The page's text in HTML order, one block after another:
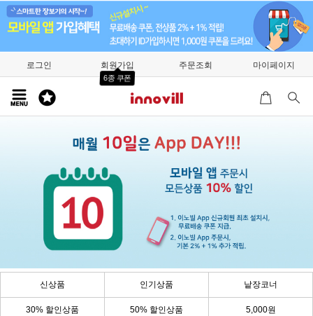
로그인 회원가입
6종 쿠폰
주문조회 마이페이지
신상품 인기상품 낱장코너
30% 할인상품 50% 할인상품 5,000원